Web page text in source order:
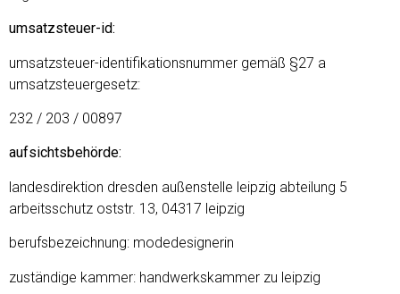
umsatzsteuer-id:
umsatzsteuer-identifikationsnummer gemäß §27 a
umsatzsteuergesetz:
232 / 203 / 00897
aufsichtsbehörde:
landesdirektion dresden außenstelle leipzig abteilung 5
arbeitsschutz oststr. 13, 04317 leipzig
berufsbezeichnung: modedesignerin
zuständige kammer: handwerkskammer zu leipzig